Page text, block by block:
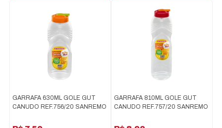
GARRAFA 630ML GOLE GUT
CANUDO REF.756/20 SANREMO
GARRAFA 810ML GOLE GUT
CANUDO REF.757/20 SANREMO